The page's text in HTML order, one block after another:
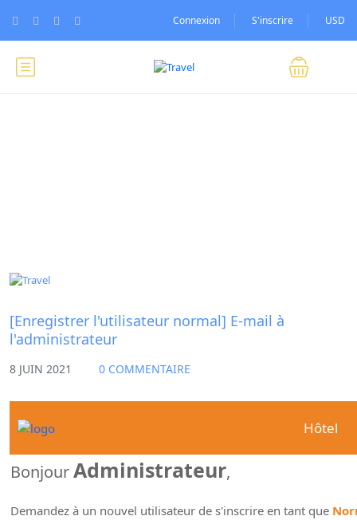
Connexion S'inscrire USD
[Enregistrer l'utilisateur normal] E-mail à
l'administrateur
8 JUIN 2021 0 COMMENTAIRE
Hôtel
BonjourAdministrateur,
Demandez à un nouvel utilisateur de s'inscrire en tant que